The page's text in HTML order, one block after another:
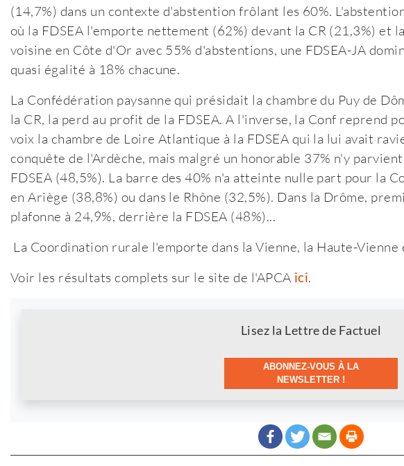
(14,7%) dans un contexte d'abstention frôlant les 60%.
où la FDSEA l'emporte nettement (62%) devant la CR (21,3%) et
voisine en Côte d'Or avec 55% d'abstentions, une FDSEA-JA
quasi égalité à 18% chacune.
La Confédération paysanne qui présidait la chambre du Puy de
la CR, la perd au profit de la FDSEA. A l'inverse, la Conf reprend
voix la chambre de Loire Atlantique à la FDSEA qui la lui avait
conquête de l'Ardèche, mais malgré un honorable 37% n'y
FDSEA (48,5%). La barre des 40% n'a atteinte nulle part pour la
en Ariège (38,8%) ou dans le Rhône (32,5%). Dans la Drôme,
plafonne à 24,9%, derrière la FDSEA (48%)...
La Coordination rurale l'emporte dans la Vienne, la Haute-
Voir les résultats complets sur le site de l'APCA ici.
Lisez la Lettre de Factuel
ABONNEZ-VOUS À LA
NEWSLETTER !